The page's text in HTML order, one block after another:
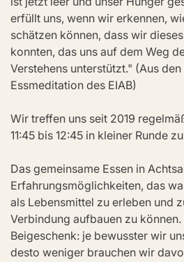
erfüllt uns, wenn wir erkennen,
schätzen können, dass wir
konnten, das uns auf dem Weg
Verstehens unterstützt." (Aus
Essmeditation des EIAB)
Wir treffen uns seit 2019
11:45 bis 12:45 in kleiner Runde
Das gemeinsame Essen in
Erfahrungsmöglichkeiten, das
als Lebensmittel zu erleben und
Verbindung aufbauen zu
Beigeschenk: je bewusster wir
desto weniger brauchen wir